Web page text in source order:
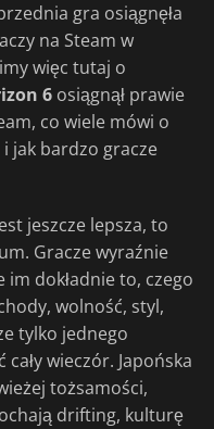
gra osiągnęła
na Steam w
więc tutaj o
6 osiągnął prawie
co wiele mówi o
jak bardzo gracze
jeszcze lepsza, to
Gracze wyraźnie
dokładnie to, czego
wolność, styl,
tylko jednego
wieczór. Japońska
tożsamości,
drifting, kulturę